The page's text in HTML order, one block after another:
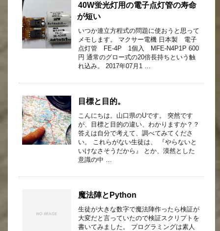
40W蛍光灯用の電子点灯管の寿命
が短い
いつか連立方程式の問題に使おうと思って
メモします。 マクサー電機 日本製 電子
点灯管 FE-4P 1個入 MFE-N4P1P 600
円 通常のグロー式の20倍長持ちという触
れ込み。 2017年07月1 …
目標と目的。
こんにちは。山口県のUです。 突然です
が、目標と目的の違い、わかりますか？？
答えは自分で考えて、調べてみてくださ
い。 これらがない生徒は、 『やらないと
いけなさそうだから』 とか、漠然とした
意識の中 …
魔法陣とPython
生徒が大きな数字で魔法陣作ったら検証が
大変だと言っていたので検証スクリプトを
書いてみました。 プログラミングは素人